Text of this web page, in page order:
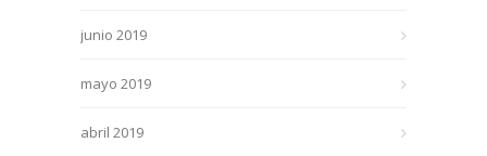
junio 2019
mayo 2019
abril 2019